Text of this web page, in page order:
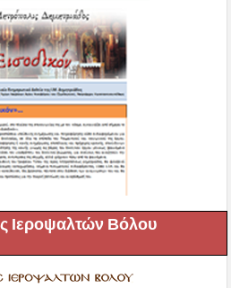
Ιεροψαλτών Βόλου